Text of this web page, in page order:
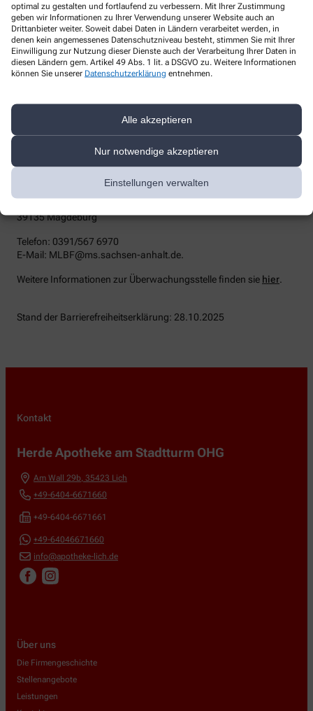
optimal zu gestalten und fortlaufend zu verbessern. Mit Ihrer Zustimmung
geben wir Informationen zu Ihrer Verwendung unserer Website auch an
Drittanbieter weiter. Soweit dabei Daten in Ländern verarbeitet werden, in
denen kein angemessenes Datenschutzniveau besteht, stimmen Sie mit Ihrer
Einwilligung zur Nutzung dieser Dienste auch der Verarbeitung Ihrer Daten in
diesen Ländern gem. Artikel 49 Abs. 1 lit. a DSGVO zu. Weitere Informationen
können Sie unserer Datenschutzerklärung entnehmen.
Alle akzeptieren
Nur notwendige akzeptieren
Einstellungen verwalten
Durchsetzungsverfahren und
Marktüberwachungsbehörde
Sollten Sie auf Mitteilungen oder Anfragen zur Barrierefreiheit
keine zufriedenstellenden Antworten erhalten, können Sie sich an
Marktüberwachungsbehörde wenden:
MLBF - Marktüberwachungsstelle der Länder für die
c/o Ministerium für Arbeit, Soziales, Gesundheit und
39135 Magdeburg
Telefon: 0391/567 6970
E-​Mail: MLBF@ms.sachsen-​anhalt.de.
Weitere Informationen zur Überwachungsstelle finden sie hier
Stand der Barrierefreiheitserklärung: 28.10.2025
Kontakt
Herde Apotheke am Stadtturm OHG
Am Wall 29b 35423 Lich
+49-6404-6671660
+49-6404-6671661
+49-64046671660
info@apotheke-lich.de
Über uns
Die Firmengeschichte
Stellenangebote
Leistungen